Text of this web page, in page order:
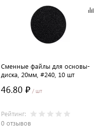
Сменные файлы для основы-
диска, 20мм, #240, 10 шт
46.80 ₽ / шт
Рейтинг:
0 отзывов